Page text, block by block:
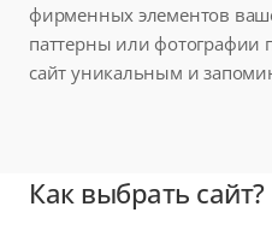
фирменных элементов
паттерны или фотографии
сайт уникальным и
Как выбрать сайт?